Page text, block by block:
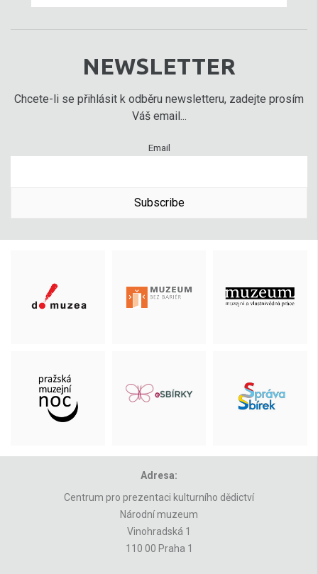
NEWSLETTER
Chcete-li se přihlásit k odběru newsletteru, zadejte prosím
Váš email...
Email
Subscribe
Adresa:
Centrum pro prezentaci kulturního dědictví
Národní muzeum
Vinohradská 1
110 00 Praha 1